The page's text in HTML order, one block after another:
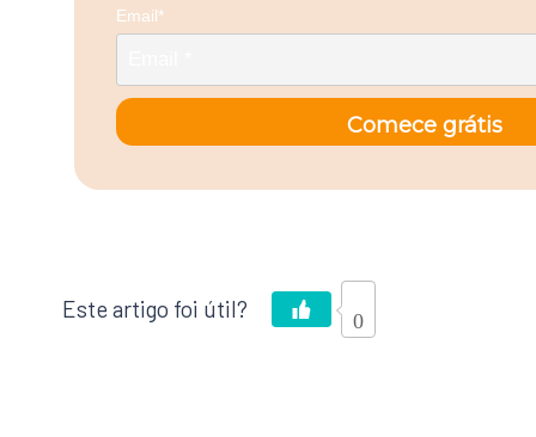
Email*
Comece grátis
0